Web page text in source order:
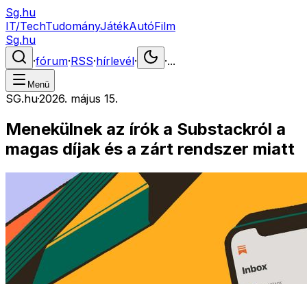
Sg.hu
IT/TechTudományJátékAutóFilm
Sg.hu
·fórum·RSS·hírlevél· ·...
Menü
SG.hu·2026. május 15.
Menekülnek az írók a Substackról a
magas díjak és a zárt rendszer miatt